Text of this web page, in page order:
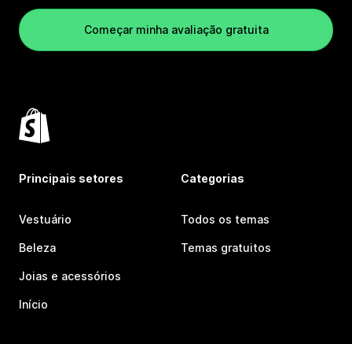
Começar minha avaliação gratuita
Principais setores
Vestuário
Beleza
Joias e acessórios
Início
Categorias
Todos os temas
Temas gratuitos